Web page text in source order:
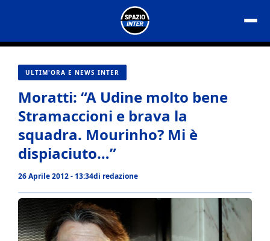
contenuto
ULTIM'ORA E NEWS INTER
Moratti: “A Udine molto bene
Stramaccioni e brava la
squadra. Mourinho? Mi è
dispiaciuto…”
26 Aprile 2012 - 13:34di redazione